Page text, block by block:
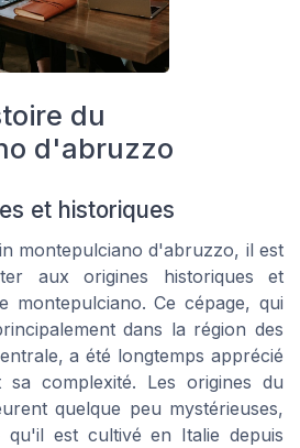
du
d'abruzzo
et historiques
montepulciano d'abruzzo, il est
aux origines historiques et
montepulciano. Ce cépage, qui
dans la région des
a été longtemps apprécié
complexité. Les origines du
quelque peu mystérieuses,
est cultivé en Italie depuis